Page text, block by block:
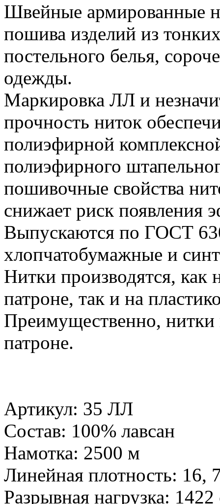
Швейные армированные
пошива изделий из
постельного белья,
одежды.
Маркировка ЛЛ и
прочность ниток
полиэфирной
полиэфирного
пошивочные свойства
снижает риск появления
Выпускаются по ГОСТ
хлопчатобумажные и
Нитки производятся,
патроне, так и на
Преимущественно, нитки
патроне.
Артикул: 35 ЛЛ
Состав: 100% лавсан
Намотка: 2500 м
Линейная плотность: 16,
Разрывная нагрузка: